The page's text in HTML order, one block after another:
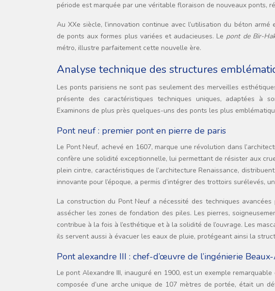
période est marquée par une véritable floraison de nouveaux ponts,
Au XXe siècle, l’innovation continue avec l’utilisation du béton
de ponts aux formes plus variées et audacieuses. Le pont de Bir-
métro, illustre parfaitement cette nouvelle ère.
Analyse technique des structures
Les ponts parisiens ne sont pas seulement des merveilles
présente des caractéristiques techniques uniques, adaptées à
Examinons de plus près quelques-uns des ponts les plus
Pont neuf : premier pont en pierre de paris
Le Pont Neuf, achevé en 1607, marque une révolution dans
confère une solidité exceptionnelle, lui permettant de résister aux
plein cintre, caractéristiques de l’architecture Renaissance,
innovante pour l’époque, a permis d’intégrer des trottoirs surélevés,
La construction du Pont Neuf a nécessité des techniques
assécher les zones de fondation des piles. Les pierres,
contribue à la fois à l’esthétique et à la solidité de l’ouvrage. Les
ils servent aussi à évacuer les eaux de pluie, protégeant ainsi la
Pont alexandre III : chef-d’œuvre de l’ingénierie
Le pont Alexandre III, inauguré en 1900, est un exemple
composée d’une arche unique de 107 mètres de portée, était un